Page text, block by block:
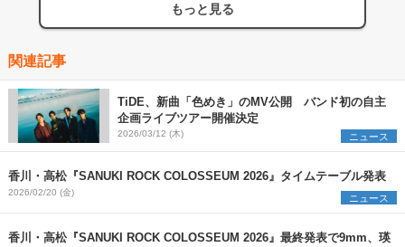
もっと見る
関連記事
TiDE、新曲「色めき」のMV公開 バンド初の自主
企画ライブツアー開催決定
2026/03/12 (木) ニュース
香川・高松『SANUKI ROCK COLOSSEUM 2026』タイムテーブル発表
2026/02/20 (金) ニュース
香川・高松『SANUKI ROCK COLOSSEUM 2026』最終発表で9mm、瑛